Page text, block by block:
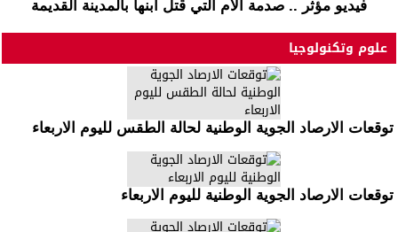
فيديو مؤثر .. صدمة الأم التي قتل ابنها بالمدينة القديمة
علوم وتكنولوجيا
توقعات الارصاد الجوية الوطنية لحالة الطقس لليوم الاربعاء
توقعات الارصاد الجوية الوطنية لليوم الاربعاء